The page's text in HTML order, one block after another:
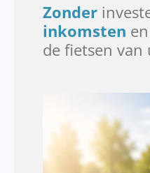
Zonder
inkomsten
de fietsen van